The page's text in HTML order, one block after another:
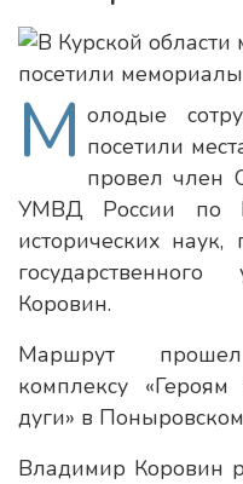
М олодые
посетили
провел член
УМВД России по
исторических
Коровин.
Маршрут
комплексу
дуги» в
Владимир Коровин